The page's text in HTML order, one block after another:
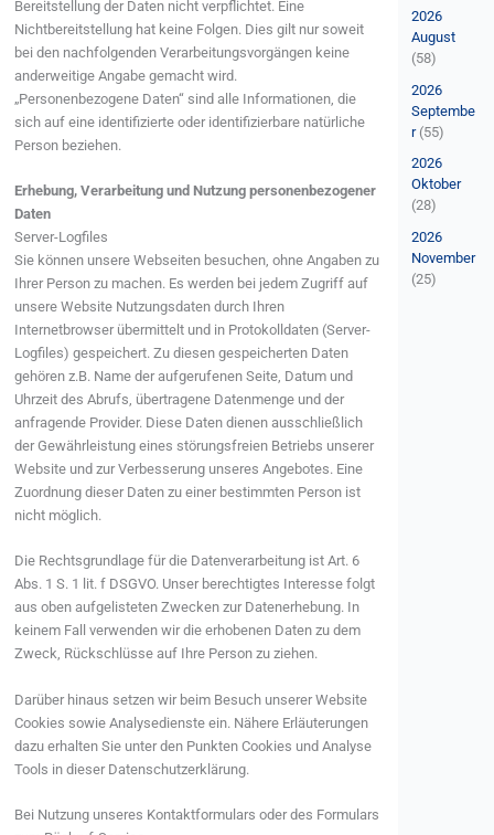
Bereitstellung der Daten nicht verpflichtet. Eine
Nichtbereitstellung hat keine Folgen. Dies gilt nur soweit
bei den nachfolgenden Verarbeitungsvorgängen keine
anderweitige Angabe gemacht wird.
„Personenbezogene Daten“ sind alle Informationen, die
sich auf eine identifizierte oder identifizierbare natürliche
Person beziehen.
Erhebung, Verarbeitung und Nutzung personenbezogener
Daten
Server-Logfiles
Sie können unsere Webseiten besuchen, ohne Angaben zu
Ihrer Person zu machen. Es werden bei jedem Zugriff auf
unsere Website Nutzungsdaten durch Ihren
Internetbrowser übermittelt und in Protokolldaten (Server-
Logfiles) gespeichert. Zu diesen gespeicherten Daten
gehören z.B. Name der aufgerufenen Seite, Datum und
Uhrzeit des Abrufs, übertragene Datenmenge und der
anfragende Provider. Diese Daten dienen ausschließlich
der Gewährleistung eines störungsfreien Betriebs unserer
Website und zur Verbesserung unseres Angebotes. Eine
Zuordnung dieser Daten zu einer bestimmten Person ist
nicht möglich.
Die Rechtsgrundlage für die Datenverarbeitung ist Art. 6
Abs. 1 S. 1 lit. f DSGVO. Unser berechtigtes Interesse folgt
aus oben aufgelisteten Zwecken zur Datenerhebung. In
keinem Fall verwenden wir die erhobenen Daten zu dem
Zweck, Rückschlüsse auf Ihre Person zu ziehen.
Darüber hinaus setzen wir beim Besuch unserer Website
Cookies sowie Analysedienste ein. Nähere Erläuterungen
dazu erhalten Sie unter den Punkten Cookies und Analyse
Tools in dieser Datenschutzerklärung.
Bei Nutzung unseres Kontaktformulars oder des Formulars
a
c
h
:
2026
August
(58)
2026
Septembe
r(55)
2026
Oktober
(28)
2026
November
(25)